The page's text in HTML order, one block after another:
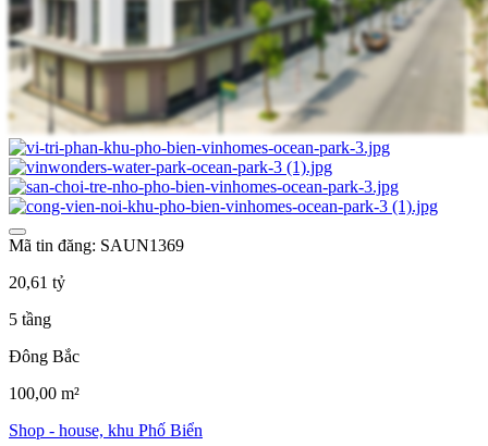
Mã tin đăng: SAUN1369
20,61 tỷ
5 tầng
Đông Bắc
100,00 m²
Shop - house, khu Phố Biển